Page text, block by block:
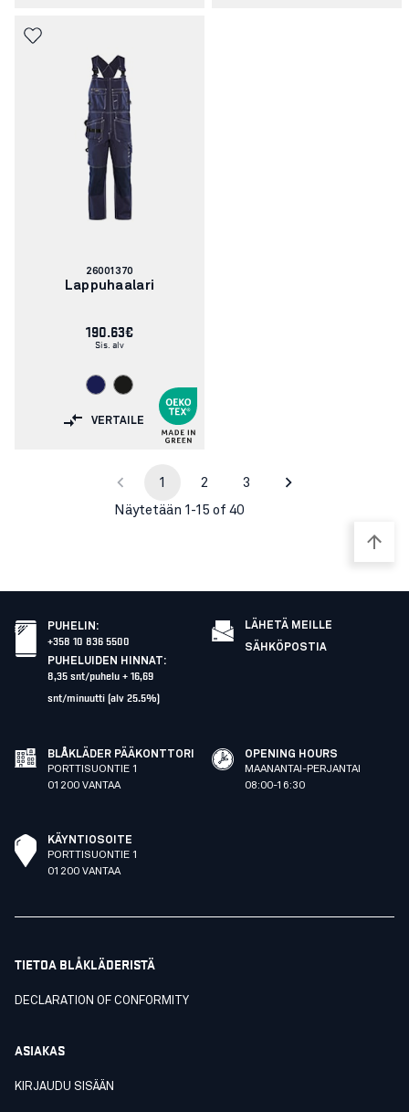
Tuotenumero:
26001370
Lappuhaalari
190.63€
Sis. alv
VERTAILE
1 2 3
Näytetään 1-15 of 40
PUHELIN :
+358 10 836 5500
PUHELUIDEN HINNAT:
8,35 snt/puhelu + 16,69
snt/minuutti (alv 25.5%)
LÄHETÄ MEILLE
SÄHKÖPOSTIA
BLÅKLÄDER PÄÄKONTTORI
PORTTISUONTIE 1
01200 VANTAA
OPENING HOURS
MAANANTAI-PERJANTAI
08:00-16:30
KÄYNTIOSOITE
PORTTISUONTIE 1
01200 VANTAA
TIETOA BLÅKLÄDERISTÄ
DECLARATION OF CONFORMITY
ASIAKAS
KIRJAUDU SISÄÄN